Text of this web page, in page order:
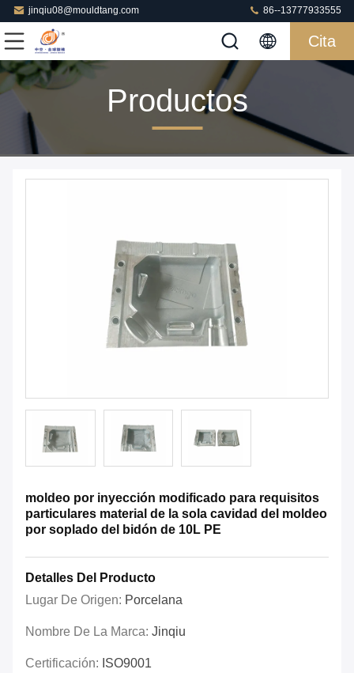
jinqiu08@mouldtang.com 86--13777933555
Cita
Productos
moldeo por inyección modificado para requisitos
particulares material de la sola cavidad del moldeo
por soplado del bidón de 10L PE
Detalles Del Producto
Lugar De Origen: Porcelana
Nombre De La Marca: Jinqiu
Certificación: ISO9001